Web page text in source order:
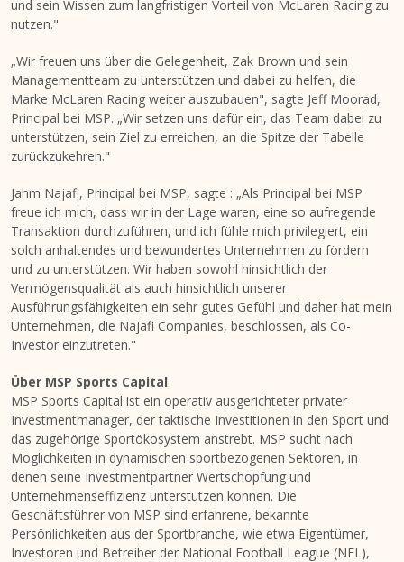
und sein Wissen zum langfristigen Vorteil von McLaren Racing zu
nutzen."
„Wir freuen uns über die Gelegenheit, Zak Brown und sein
Managementteam zu unterstützen und dabei zu helfen, die
Marke McLaren Racing weiter auszubauen", sagte Jeff Moorad,
Principal bei MSP. „Wir setzen uns dafür ein, das Team dabei zu
unterstützen, sein Ziel zu erreichen, an die Spitze der Tabelle
zurückzukehren."
Jahm Najafi, Principal bei MSP, sagte : „Als Principal bei MSP
freue ich mich, dass wir in der Lage waren, eine so aufregende
Transaktion durchzuführen, und ich fühle mich privilegiert, ein
solch anhaltendes und bewundertes Unternehmen zu fördern
und zu unterstützen. Wir haben sowohl hinsichtlich der
Vermögensqualität als auch hinsichtlich unserer
Ausführungsfähigkeiten ein sehr gutes Gefühl und daher hat mein
Unternehmen, die Najafi Companies, beschlossen, als Co-
Investor einzutreten."
Über MSP Sports Capital
MSP Sports Capital ist ein operativ ausgerichteter privater
Investmentmanager, der taktische Investitionen in den Sport und
das zugehörige Sportökosystem anstrebt. MSP sucht nach
Möglichkeiten in dynamischen sportbezogenen Sektoren, in
denen seine Investmentpartner Wertschöpfung und
Unternehmenseffizienz unterstützen können. Die
Geschäftsführer von MSP sind erfahrene, bekannte
Persönlichkeiten aus der Sportbranche, wie etwa Eigentümer,
Investoren und Betreiber der National Football League (NFL),